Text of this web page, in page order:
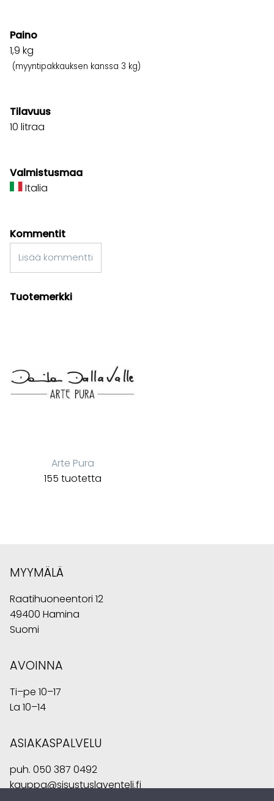
Paino
1,9 kg
(myyntipakkauksen kanssa 3 kg)
Tilavuus
10 litraa
Valmistusmaa
Italia
Kommentit
Lisää kommentti
Tuotemerkki
Arte Pura
155 tuotetta
MYYMÄLÄ
Raatihuoneentori 12
49400 Hamina
Suomi
AVOINNA
Ti–pe 10–17
La 10–14
ASIAKASPALVELU
puh. 050 387 0492
kauppa@sisustuslaventeli.fi